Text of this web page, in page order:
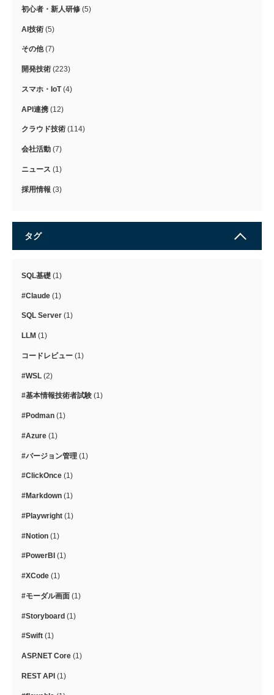
初心者・新人研修 (5)
AI技術 (5)
その他(7)
開発技術 (223)
スマホ・IoT(4)
API連携 (12)
クラウド技術 (114)
会社活動 (7)
ニュース (1)
採用情報 (3)
タグ
SQL基礎 (1)
#Claude (1)
SQL Server (1)
LLM (1)
コードレビュー (1)
#WSL (2)
#基本情報技術者試験 (1)
#Podman (1)
#Azure (1)
#バージョン管理 (1)
#ClickOnce (1)
#Markdown (1)
#Playwright (1)
#Notion (1)
#PowerBI (1)
#XCode (1)
#モーダル画面 (1)
#Storyboard (1)
#Swift (1)
ASP.NET Core (1)
REST API (1)